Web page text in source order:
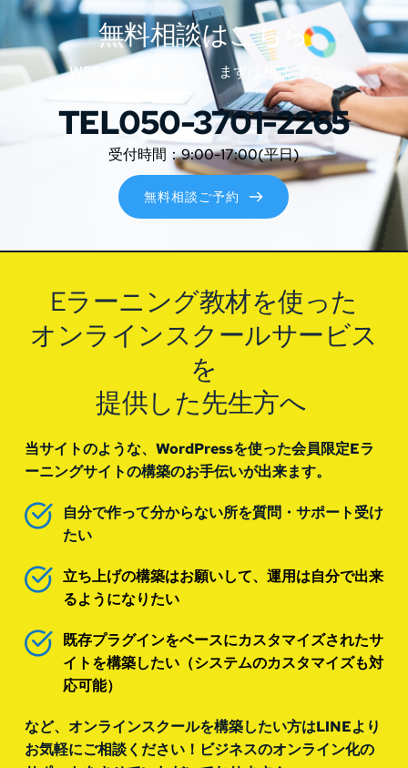
無料相談はこちら
WEBの事で困ったら、まずは相談 下さい
TEL050-3701-2265
受付時間：9:00-17:00(平日)
無料相談ご予約
Eラーニング教材を使った
オンラインスクールサービス
を
提供した先生方へ
当サイトのような、WordPressを使った会員限定Eラ
ーニングサイトの構築のお手伝いが出来ます。
自分で作って分からない所を質問・サポート受け
たい
立ち上げの構築はお願いして、運用は自分で出来
るようになりたい
既存プラグインをベースにカスタマイズされたサ
イトを構築したい（システムのカスタマイズも対
応可能）
など、オンラインスクールを構築したい方はLINEより
お気軽にご相談ください！ビジネスのオンライン化の